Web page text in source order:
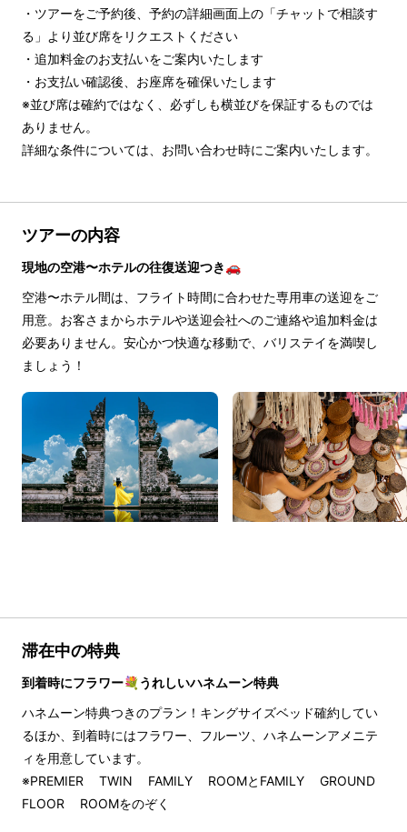
・ツアーをご予約後、予約の詳細画面上の「チャットで相談す
る」より並び席をリクエストください
・追加料金のお支払いをご案内いたします
・お支払い確認後、お座席を確保いたします
※並び席は確約ではなく、必ずしも横並びを保証するものでは
ありません。
詳細な条件については、お問い合わせ時にご案内いたします。
ツアーの内容
現地の空港〜ホテルの往復送迎つき🚗
空港〜ホテル間は、フライト時間に合わせた専用車の送迎をご
用意。お客さまからホテルや送迎会社へのご連絡や追加料金は
必要ありません。安心かつ快適な移動で、バリステイを満喫し
ましょう！
滞在中の特典
到着時にフラワー💐うれしいハネムーン特典
ハネムーン特典つきのプラン！キングサイズベッド確約してい
るほか、到着時にはフラワー、フルーツ、ハネムーンアメニテ
ィを用意しています。
※PREMIER TWIN FAMILY ROOMとFAMILY GROUND
FLOOR ROOMをのぞく